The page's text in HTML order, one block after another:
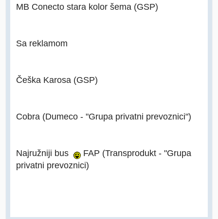
MB Conecto stara kolor šema (GSP)
Sa reklamom
Češka Karosa (GSP)
Cobra (Dumeco - "Grupa privatni prevoznici")
Najružniji bus
FAP (Transprodukt - "Grupa
privatni prevoznici)